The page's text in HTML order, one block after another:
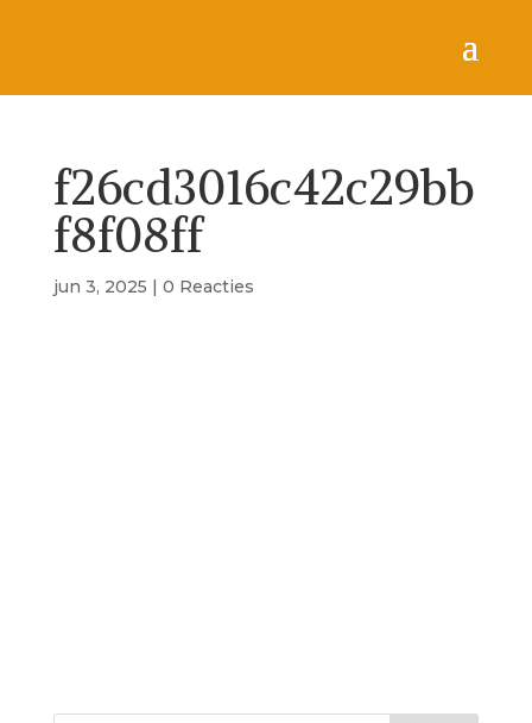
f26cd3016c42c29bb
f8f08ff
jun 3, 2025 | 0 Reacties